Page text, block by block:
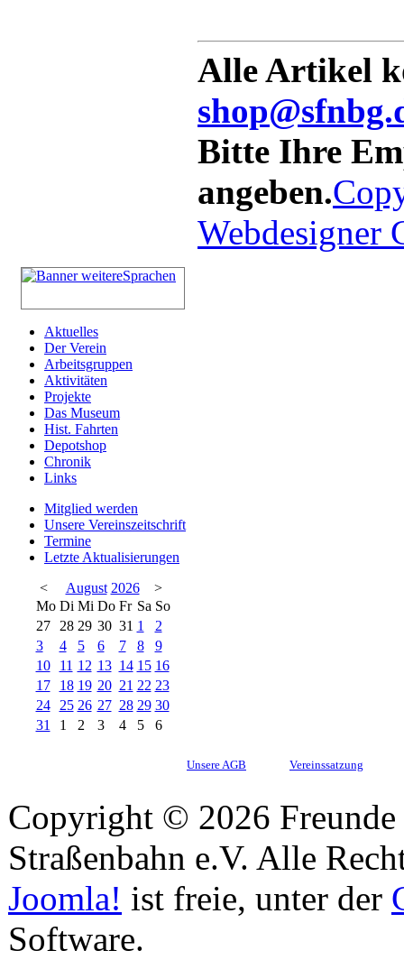
Alle Artikel
Bitte Ihre
angeben.
Webdesigner
Aktuelles
Der Verein
Arbeitsgruppen
Aktivitäten
Projekte
Das Museum
Hist. Fahrten
Depotshop
Chronik
Links
Mitglied werden
Unsere Vereinszeitschrift
Termine
Letzte Aktualisierungen
<
August 2026
>
Mo Di Mi Do Fr Sa So
27
28 29 30 31 1
2
3
4 5 6 7 8
9
10
11 12 13 14 15 16
17
18 19 20 21 22 23
24
25 26 27 28 29 30
31
1 2 3 4 5 6
Unsere AGB Vereinssatzung
Copyright © 2026
Straßenbahn e.V. Alle
Joomla! ist freie, unter der
Software.